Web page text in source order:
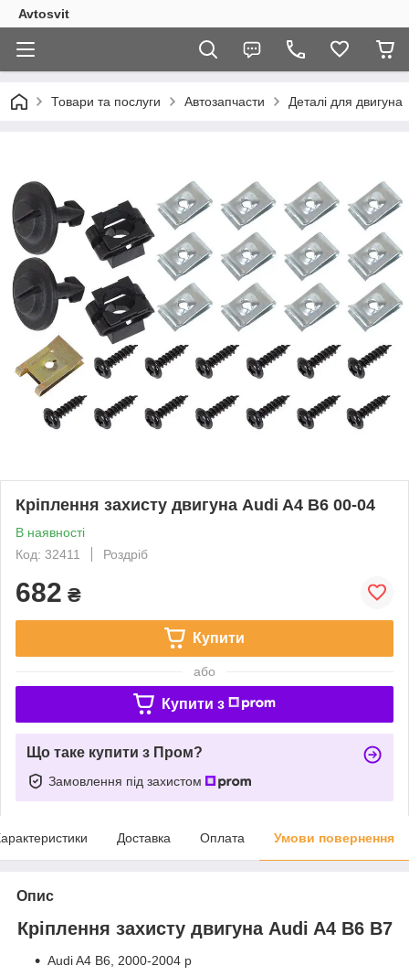
Avtosvit
Товари та послуги Автозапчасти Деталі для двигуна
Кріплення захисту двигуна Audi A4 B6 00-04
В наявності
Код: 32411
Роздріб
682 ₴
Купити
або
Купити з
Що таке купити з Пром?
Замовлення під захистом
Доставка Оплата Умови повернення
Опис
Кріплення захисту двигуна Audi A4 B6 В7
Audi A4 B6, 2000-2004 р